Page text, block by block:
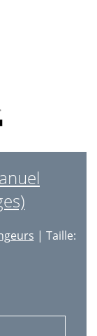
| Taille: